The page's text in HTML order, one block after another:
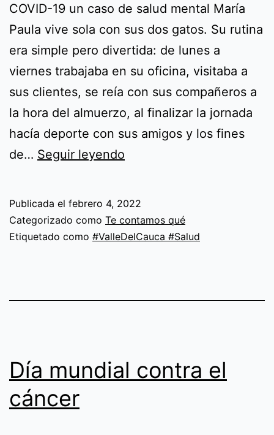
COVID-19 un caso de salud mental María
Paula vive sola con sus dos gatos. Su rutina
era simple pero divertida: de lunes a
viernes trabajaba en su oficina, visitaba a
sus clientes, se reía con sus compañeros a
la hora del almuerzo, al finalizar la jornada
hacía deporte con sus amigos y los fines
de… Seguir leyendo
caso
de
Publicada el febrero 4, 2022
Categorizado como Te contamos qué
Etiquetado como #ValleDelCauca #Salud
Día mundial contra el
cáncer